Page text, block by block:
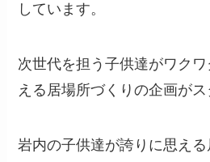
しています。
次世代を担う子供達がワク
える居場所づくりの企画がス
岩内の子供達が誇りに思え